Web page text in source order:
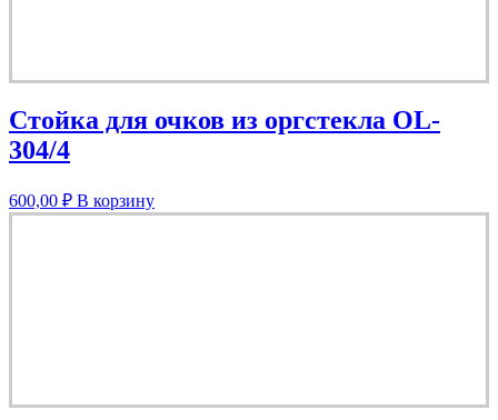
Стойка для очков из оргстекла OL-
304/4
600,00 ₽ В корзину